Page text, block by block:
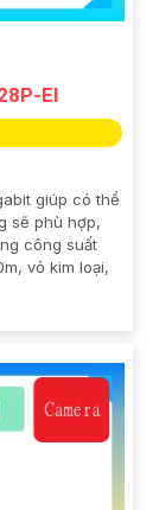
EI
giúp có thể
sẽ phù hợp,
công suất
vỏ kim loại,